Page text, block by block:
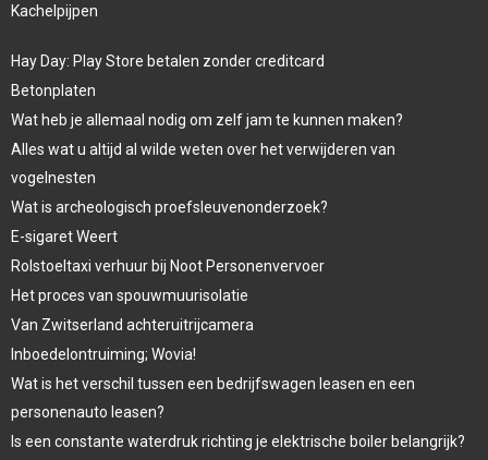
Kachelpijpen
Hay Day: Play Store betalen zonder creditcard
Betonplaten
Wat heb je allemaal nodig om zelf jam te kunnen maken?
Alles wat u altijd al wilde weten over het verwijderen van
vogelnesten
Wat is archeologisch proefsleuvenonderzoek?
E-sigaret Weert
Rolstoeltaxi verhuur bij Noot Personenvervoer
Het proces van spouwmuurisolatie
Van Zwitserland achteruitrijcamera
Inboedelontruiming; Wovia!
Wat is het verschil tussen een bedrijfswagen leasen en een
personenauto leasen?
Is een constante waterdruk richting je elektrische boiler belangrijk?